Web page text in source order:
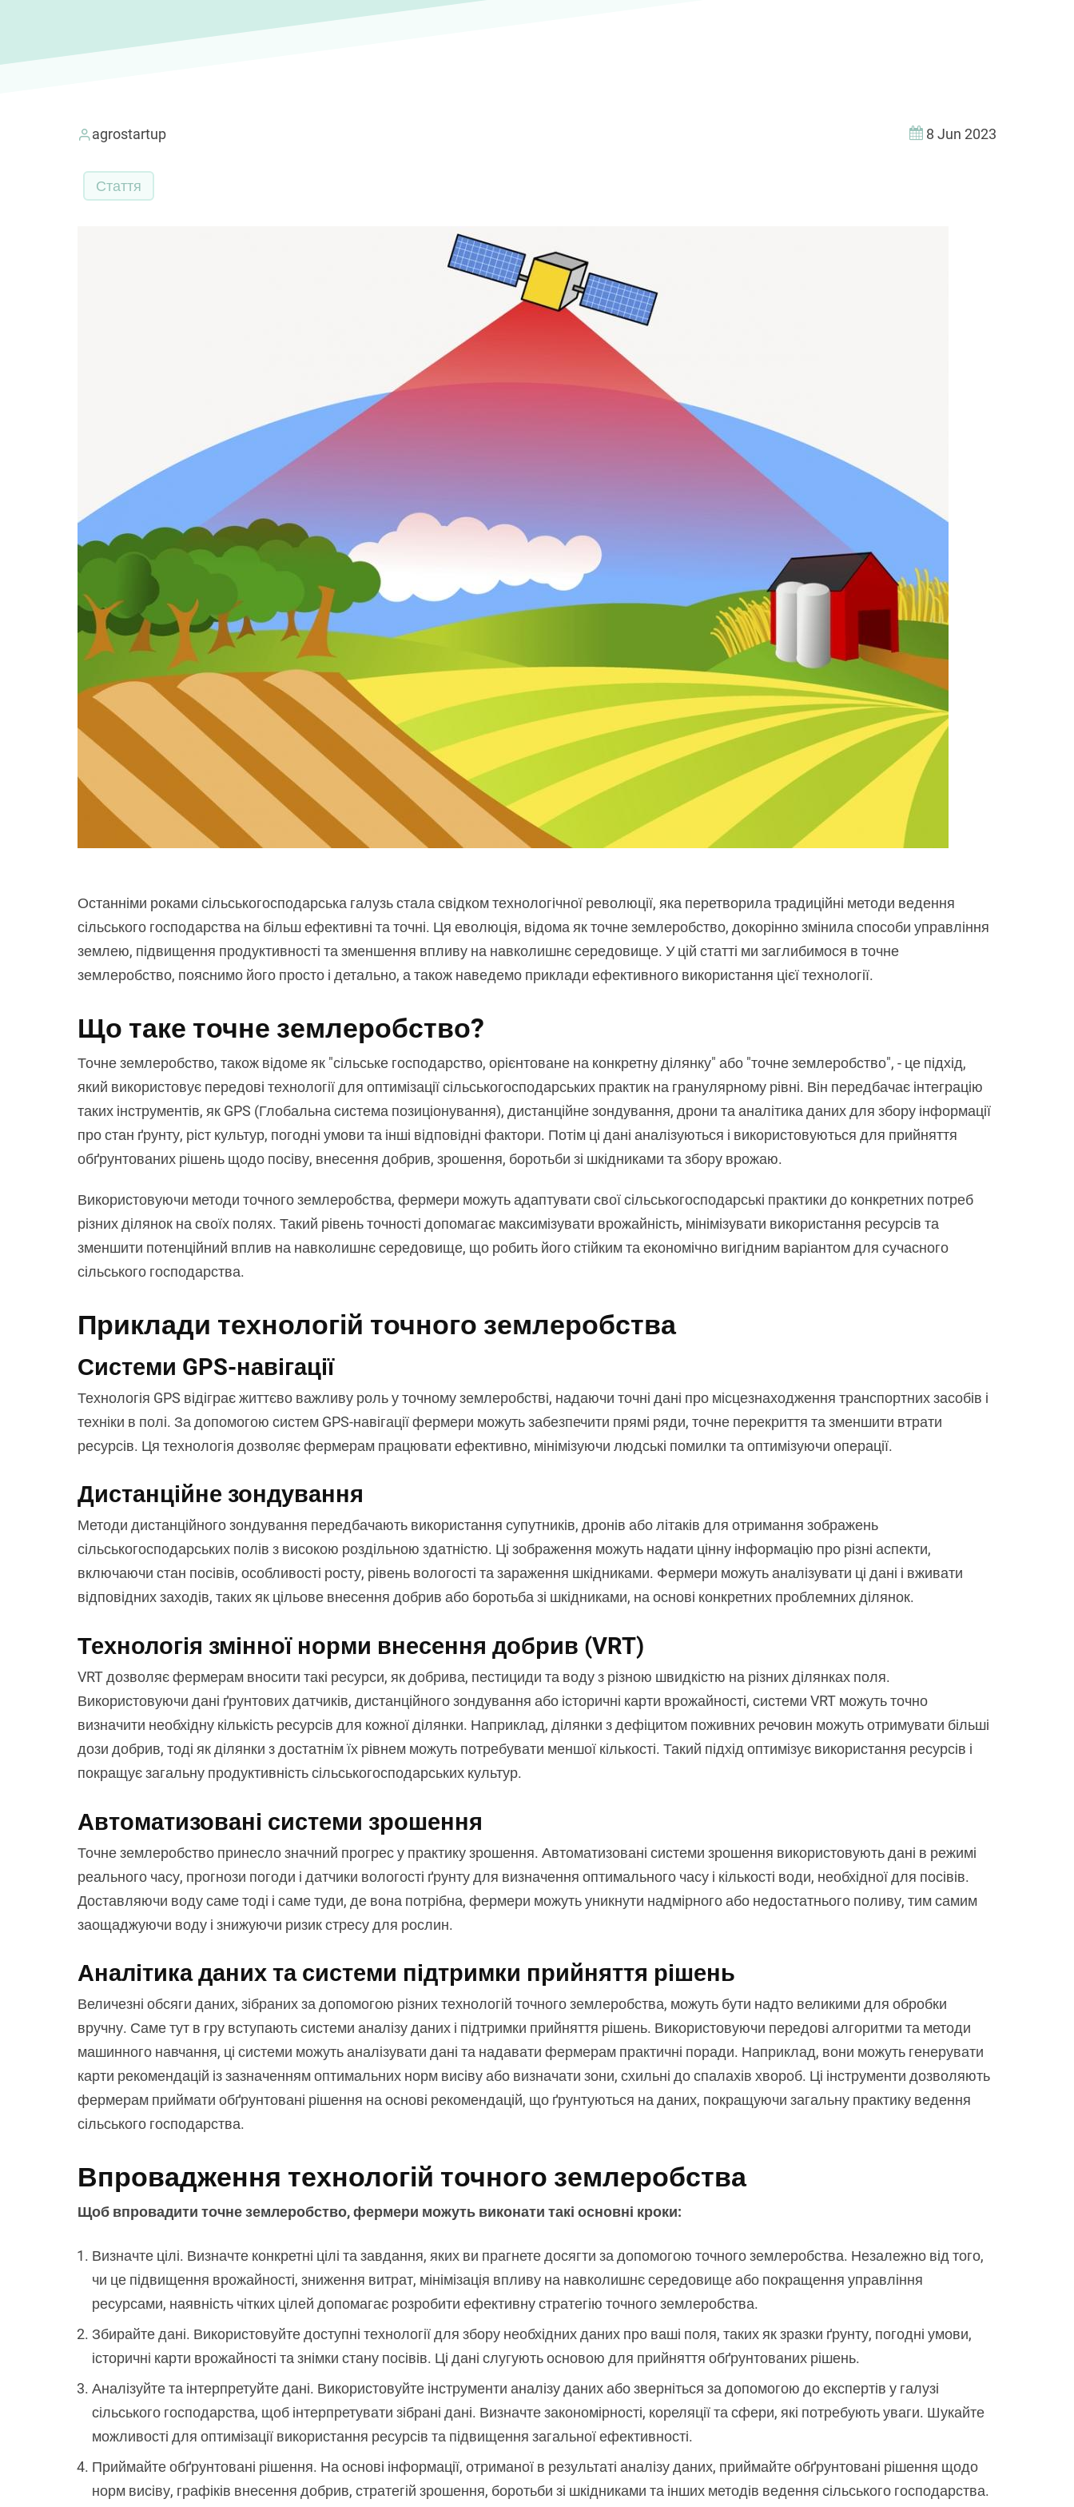
agrostartup 8 Jun 2023
Стаття
Останніми роками сільськогосподарська галузь стала свідком технологічної революції, яка перетворила традиційні методи ведення
сільського господарства на більш ефективні та точні. Ця еволюція, відома як точне землеробство, докорінно змінила способи управління
землею, підвищення продуктивності та зменшення впливу на навколишнє середовище. У цій статті ми заглибимося в точне
землеробство, пояснимо його просто і детально, а також наведемо приклади ефективного використання цієї технології.
Що таке точне землеробство?
Точне землеробство, також відоме як "сільське господарство, орієнтоване на конкретну ділянку" або "точне землеробство", - це підхід,
який використовує передові технології для оптимізації сільськогосподарських практик на гранулярному рівні. Він передбачає інтеграцію
таких інструментів, як GPS (Глобальна система позиціонування), дистанційне зондування, дрони та аналітика даних для збору інформації
про стан ґрунту, ріст культур, погодні умови та інші відповідні фактори. Потім ці дані аналізуються і використовуються для прийняття
обґрунтованих рішень щодо посіву, внесення добрив, зрошення, боротьби зі шкідниками та збору врожаю.
Використовуючи методи точного землеробства, фермери можуть адаптувати свої сільськогосподарські практики до конкретних потреб
різних ділянок на своїх полях. Такий рівень точності допомагає максимізувати врожайність, мінімізувати використання ресурсів та
зменшити потенційний вплив на навколишнє середовище, що робить його стійким та економічно вигідним варіантом для сучасного
сільського господарства.
Приклади технологій точного землеробства
Системи GPS-навігації
Технологія GPS відіграє життєво важливу роль у точному землеробстві, надаючи точні дані про місцезнаходження транспортних засобів і
техніки в полі. За допомогою систем GPS-навігації фермери можуть забезпечити прямі ряди, точне перекриття та зменшити втрати
ресурсів. Ця технологія дозволяє фермерам працювати ефективно, мінімізуючи людські помилки та оптимізуючи операції.
Дистанційне зондування
Методи дистанційного зондування передбачають використання супутників, дронів або літаків для отримання зображень
сільськогосподарських полів з високою роздільною здатністю. Ці зображення можуть надати цінну інформацію про різні аспекти,
включаючи стан посівів, особливості росту, рівень вологості та зараження шкідниками. Фермери можуть аналізувати ці дані і вживати
відповідних заходів, таких як цільове внесення добрив або боротьба зі шкідниками, на основі конкретних проблемних ділянок.
Технологія змінної норми внесення добрив (VRT)
VRT дозволяє фермерам вносити такі ресурси, як добрива, пестициди та воду з різною швидкістю на різних ділянках поля.
Використовуючи дані ґрунтових датчиків, дистанційного зондування або історичні карти врожайності, системи VRT можуть точно
визначити необхідну кількість ресурсів для кожної ділянки. Наприклад, ділянки з дефіцитом поживних речовин можуть отримувати більші
дози добрив, тоді як ділянки з достатнім їх рівнем можуть потребувати меншої кількості. Такий підхід оптимізує використання ресурсів і
покращує загальну продуктивність сільськогосподарських культур.
Автоматизовані системи зрошення
Точне землеробство принесло значний прогрес у практику зрошення. Автоматизовані системи зрошення використовують дані в режимі
реального часу, прогнози погоди і датчики вологості ґрунту для визначення оптимального часу і кількості води, необхідної для посівів.
Доставляючи воду саме тоді і саме туди, де вона потрібна, фермери можуть уникнути надмірного або недостатнього поливу, тим самим
заощаджуючи воду і знижуючи ризик стресу для рослин.
Аналітика даних та системи підтримки прийняття рішень
Величезні обсяги даних, зібраних за допомогою різних технологій точного землеробства, можуть бути надто великими для обробки
вручну. Саме тут в гру вступають системи аналізу даних і підтримки прийняття рішень. Використовуючи передові алгоритми та методи
машинного навчання, ці системи можуть аналізувати дані та надавати фермерам практичні поради. Наприклад, вони можуть генерувати
карти рекомендацій із зазначенням оптимальних норм висіву або визначати зони, схильні до спалахів хвороб. Ці інструменти дозволяють
фермерам приймати обґрунтовані рішення на основі рекомендацій, що ґрунтуються на даних, покращуючи загальну практику ведення
сільського господарства.
Впровадження технологій точного землеробства
Щоб впровадити точне землеробство, фермери можуть виконати такі основні кроки:
Визначте цілі. Визначте конкретні цілі та завдання, яких ви прагнете досягти за допомогою точного землеробства. Незалежно від того,
чи це підвищення врожайності, зниження витрат, мінімізація впливу на навколишнє середовище або покращення управління
ресурсами, наявність чітких цілей допомагає розробити ефективну стратегію точного землеробства.
Збирайте дані. Використовуйте доступні технології для збору необхідних даних про ваші поля, таких як зразки ґрунту, погодні умови,
історичні карти врожайності та знімки стану посівів. Ці дані слугують основою для прийняття обґрунтованих рішень.
Аналізуйте та інтерпретуйте дані. Використовуйте інструменти аналізу даних або зверніться за допомогою до експертів у галузі
сільського господарства, щоб інтерпретувати зібрані дані. Визначте закономірності, кореляції та сфери, які потребують уваги. Шукайте
можливості для оптимізації використання ресурсів та підвищення загальної ефективності.
Приймайте обґрунтовані рішення. На основі інформації, отриманої в результаті аналізу даних, приймайте обґрунтовані рішення щодо
норм висіву, графіків внесення добрив, стратегій зрошення, боротьби зі шкідниками та інших методів ведення сільського господарства.